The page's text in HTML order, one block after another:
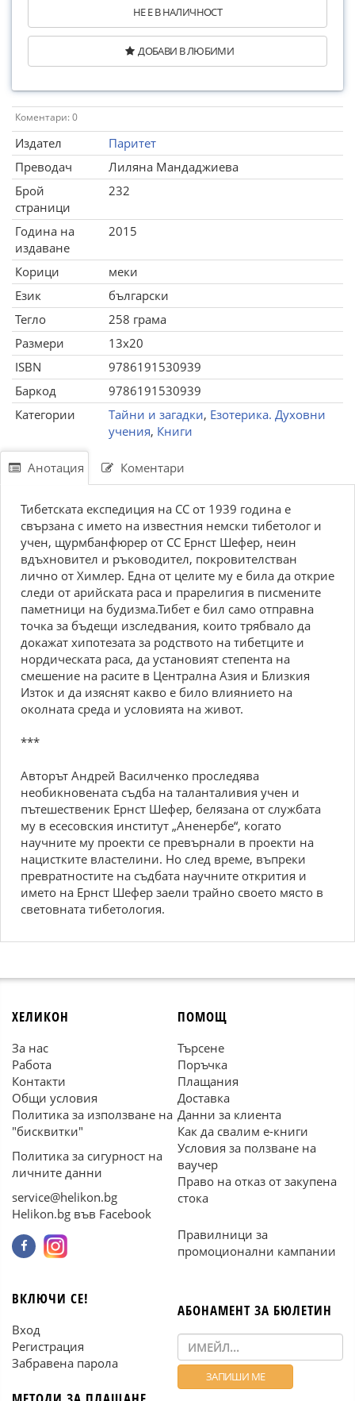
НЕ Е В НАЛИЧНОСТ
ДОБАВИ В ЛЮБИМИ
Коментари: 0
Издател
Паритет
Преводач
Лиляна Мандаджиева
Брой
страници
232
Година на
издаване
2015
Корици
меки
Език
български
Тегло
258 грама
Размери
13x20
ISBN
9786191530939
Баркод
9786191530939
Категории
Тайни и загадки, Езотерика. Духовни
учения, Книги
Анотация Коментари
Тибетската експедиция на СС от 1939 година е
свързана с името на известния немски тибетолог и
учен, щурмбанфюрер от СС Ернст Шефер, неин
вдъхновител и ръководител, покровителстван
лично от Химлер. Една от целите му е била да открие
следи от арийската раса и прарелигия в писмените
паметници на будизма.Тибет е бил само отправна
точка за бъдещи изследвания, които трябвало да
докажат хипотезата за родството на тибетците и
нордическата раса, да установият степента на
смешение на расите в Централна Азия и Близкия
Изток и да изяснят какво е било влиянието на
околната среда и условията на живот.
***
Авторът Андрей Василченко проследява
необикновената съдба на таланталивия учен и
пътешественик Ернст Шефер, белязана от службата
му в есесовския институт „Аненербе“, когато
научните му проекти се превърнали в проекти на
нацистките властелини. Но след време, въпреки
превратностите на съдбата научните открития и
името на Ернст Шефер заели трайно своето място в
световната тибетология.
ХЕЛИКОН
За нас
Работа
Контакти
Общи условия
Политика за използване на
"бисквитки"
Политика за сигурност на
личните данни
service@helikon.bg
Helikon.bg във Facebook
ПОМОЩ
Търсене
Поръчка
Плащания
Доставка
Данни за клиента
Как да свалим е-книги
Условия за ползване на
ваучер
Право на отказ от закупена
стока
Правилници за
промоционални кампании
ВКЛЮЧИ СЕ!
Вход
Регистрация
Забравена парола
АБОНАМЕНТ ЗА БЮЛЕТИН